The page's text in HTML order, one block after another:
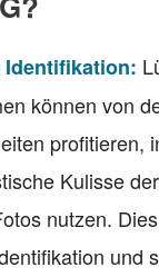
Identifikation:
können von
profitieren,
Kulisse
nutzen.
und